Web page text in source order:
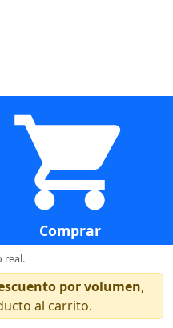
Comprar
real.
por volumen,
al carrito.